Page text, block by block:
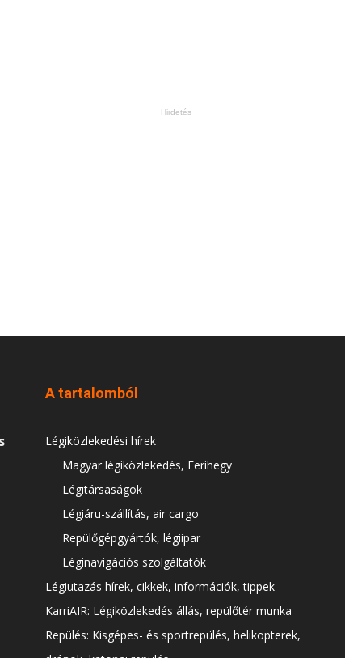
Hirdetés
A tartalomból
Légiközlekedési hírek
Magyar légiközlekedés, Ferihegy
Légitársaságok
Légiáru-szállítás, air cargo
Repülőgépgyártók, légiipar
Léginavigációs szolgáltatók
Légiutazás hírek, cikkek, információk, tippek
KarriAIR: Légiközlekedés állás, repülőtér munka
Repülés: Kisgépes- és sportrepülés, helikopterek,